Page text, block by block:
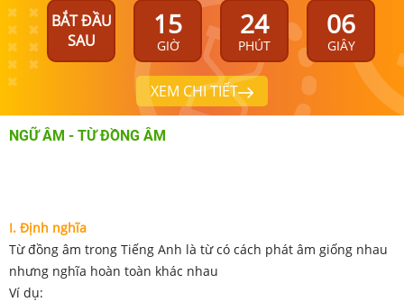
BẮT ĐẦU
SAU
15
GIỜ
24
PHÚT
06
GIÂY
XEM CHI TIẾT
NGỮ ÂM - TỪ ĐỒNG ÂM
I. Định nghĩa
Từ đồng âm trong Tiếng Anh là từ có cách phát âm giống nhau
nhưng nghĩa hoàn toàn khác nhau
Ví dụ: